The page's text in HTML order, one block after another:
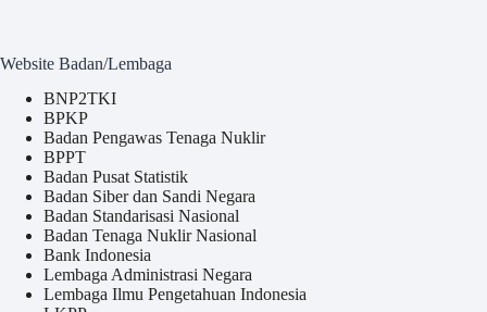
Website Badan/Lembaga
BNP2TKI
BPKP
Badan Pengawas Tenaga Nuklir
BPPT
Badan Pusat Statistik
Badan Siber dan Sandi Negara
Badan Standarisasi Nasional
Badan Tenaga Nuklir Nasional
Bank Indonesia
Lembaga Administrasi Negara
Lembaga Ilmu Pengetahuan Indonesia